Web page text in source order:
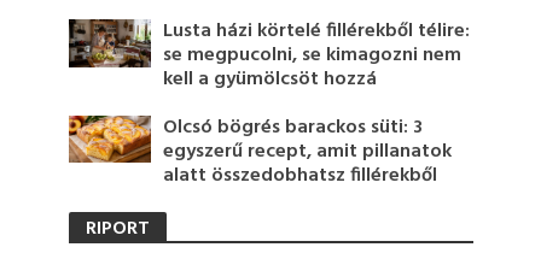
Lusta házi körtelé fillérekből télire:
se megpucolni, se kimagozni nem
kell a gyümölcsöt hozzá
Olcsó bögrés barackos süti: 3
egyszerű recept, amit pillanatok
alatt összedobhatsz fillérekből
RIPORT